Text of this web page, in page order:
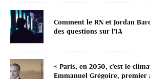
Comment le RN et Jordan
des questions sur l’IA
« Paris, en 2050, c’est le
Emmanuel Grégoire,